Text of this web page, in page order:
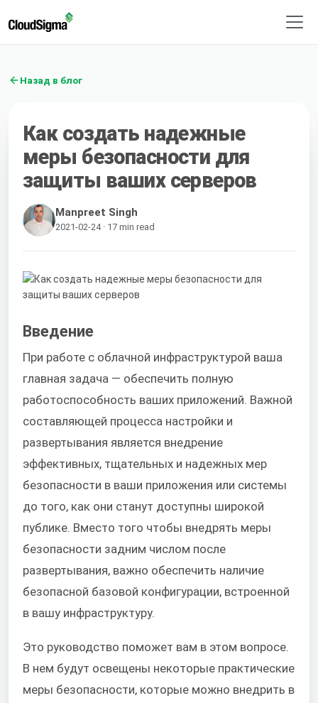
Назад в блог
Как создать надежные
меры безопасности для
защиты ваших серверов
Manpreet Singh
2021-02-24 · 17 min read
Введение
При работе с облачной инфраструктурой ваша
главная задача — обеспечить полную
работоспособность ваших приложений. Важной
составляющей процесса настройки и
развертывания является внедрение
эффективных, тщательных и надежных мер
безопасности в ваши приложения или системы
до того, как они станут доступны широкой
публике. Вместо того чтобы внедрять меры
безопасности задним числом после
развертывания, важно обеспечить наличие
безопасной базовой конфигурации, встроенной
в вашу инфраструктуру.
Это руководство поможет вам в этом вопросе.
В нем будут освещены некоторые практические
меры безопасности, которые можно внедрить в